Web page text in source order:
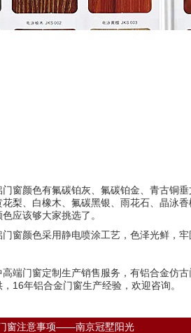
窗颜色有氟碳铂灰、氟碳铂金、青古铜
梨、白橡木、氟碳黑银、雨花石、晶泳
应该够大家挑选了。
窗颜色采用静电喷涂工艺，色泽光鲜，牢
端门窗定制生产销售服务，有铝合金仿
16年铝合金门窗生产经验，欢迎咨询。
窗注意事项——南京冠墅阳光